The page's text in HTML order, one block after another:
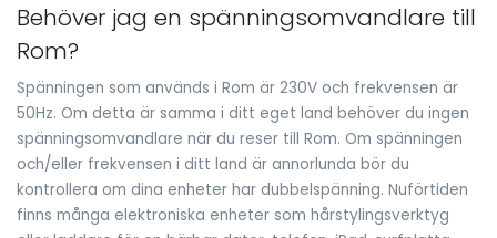
Behöver jag en spänningsomvandlare till
Rom?
Spänningen som används i Rom är 230V och frekvensen är
50Hz. Om detta är samma i ditt eget land behöver du ingen
spänningsomvandlare när du reser till Rom. Om spänningen
och/eller frekvensen i ditt land är annorlunda bör du
kontrollera om dina enheter har dubbelspänning. Nuförtiden
finns många elektroniska enheter som hårstylingsverktyg